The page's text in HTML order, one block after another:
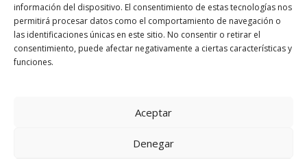
información del dispositivo. El consentimiento de estas tecnologías nos
permitirá procesar datos como el comportamiento de navegación o
las identificaciones únicas en este sitio. No consentir o retirar el
consentimiento, puede afectar negativamente a ciertas características y
funciones.
Aceptar
Denegar
CONTACTAR
TRABAJA CON NOSOTROS